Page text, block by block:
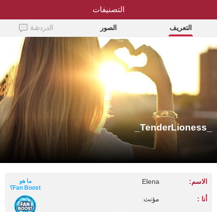
التعريف الصور الدردشة
_TenderLioness_
الاسم: Elena
أنا : مؤنث
ما هو
Fan Boost؟
التصنيفات